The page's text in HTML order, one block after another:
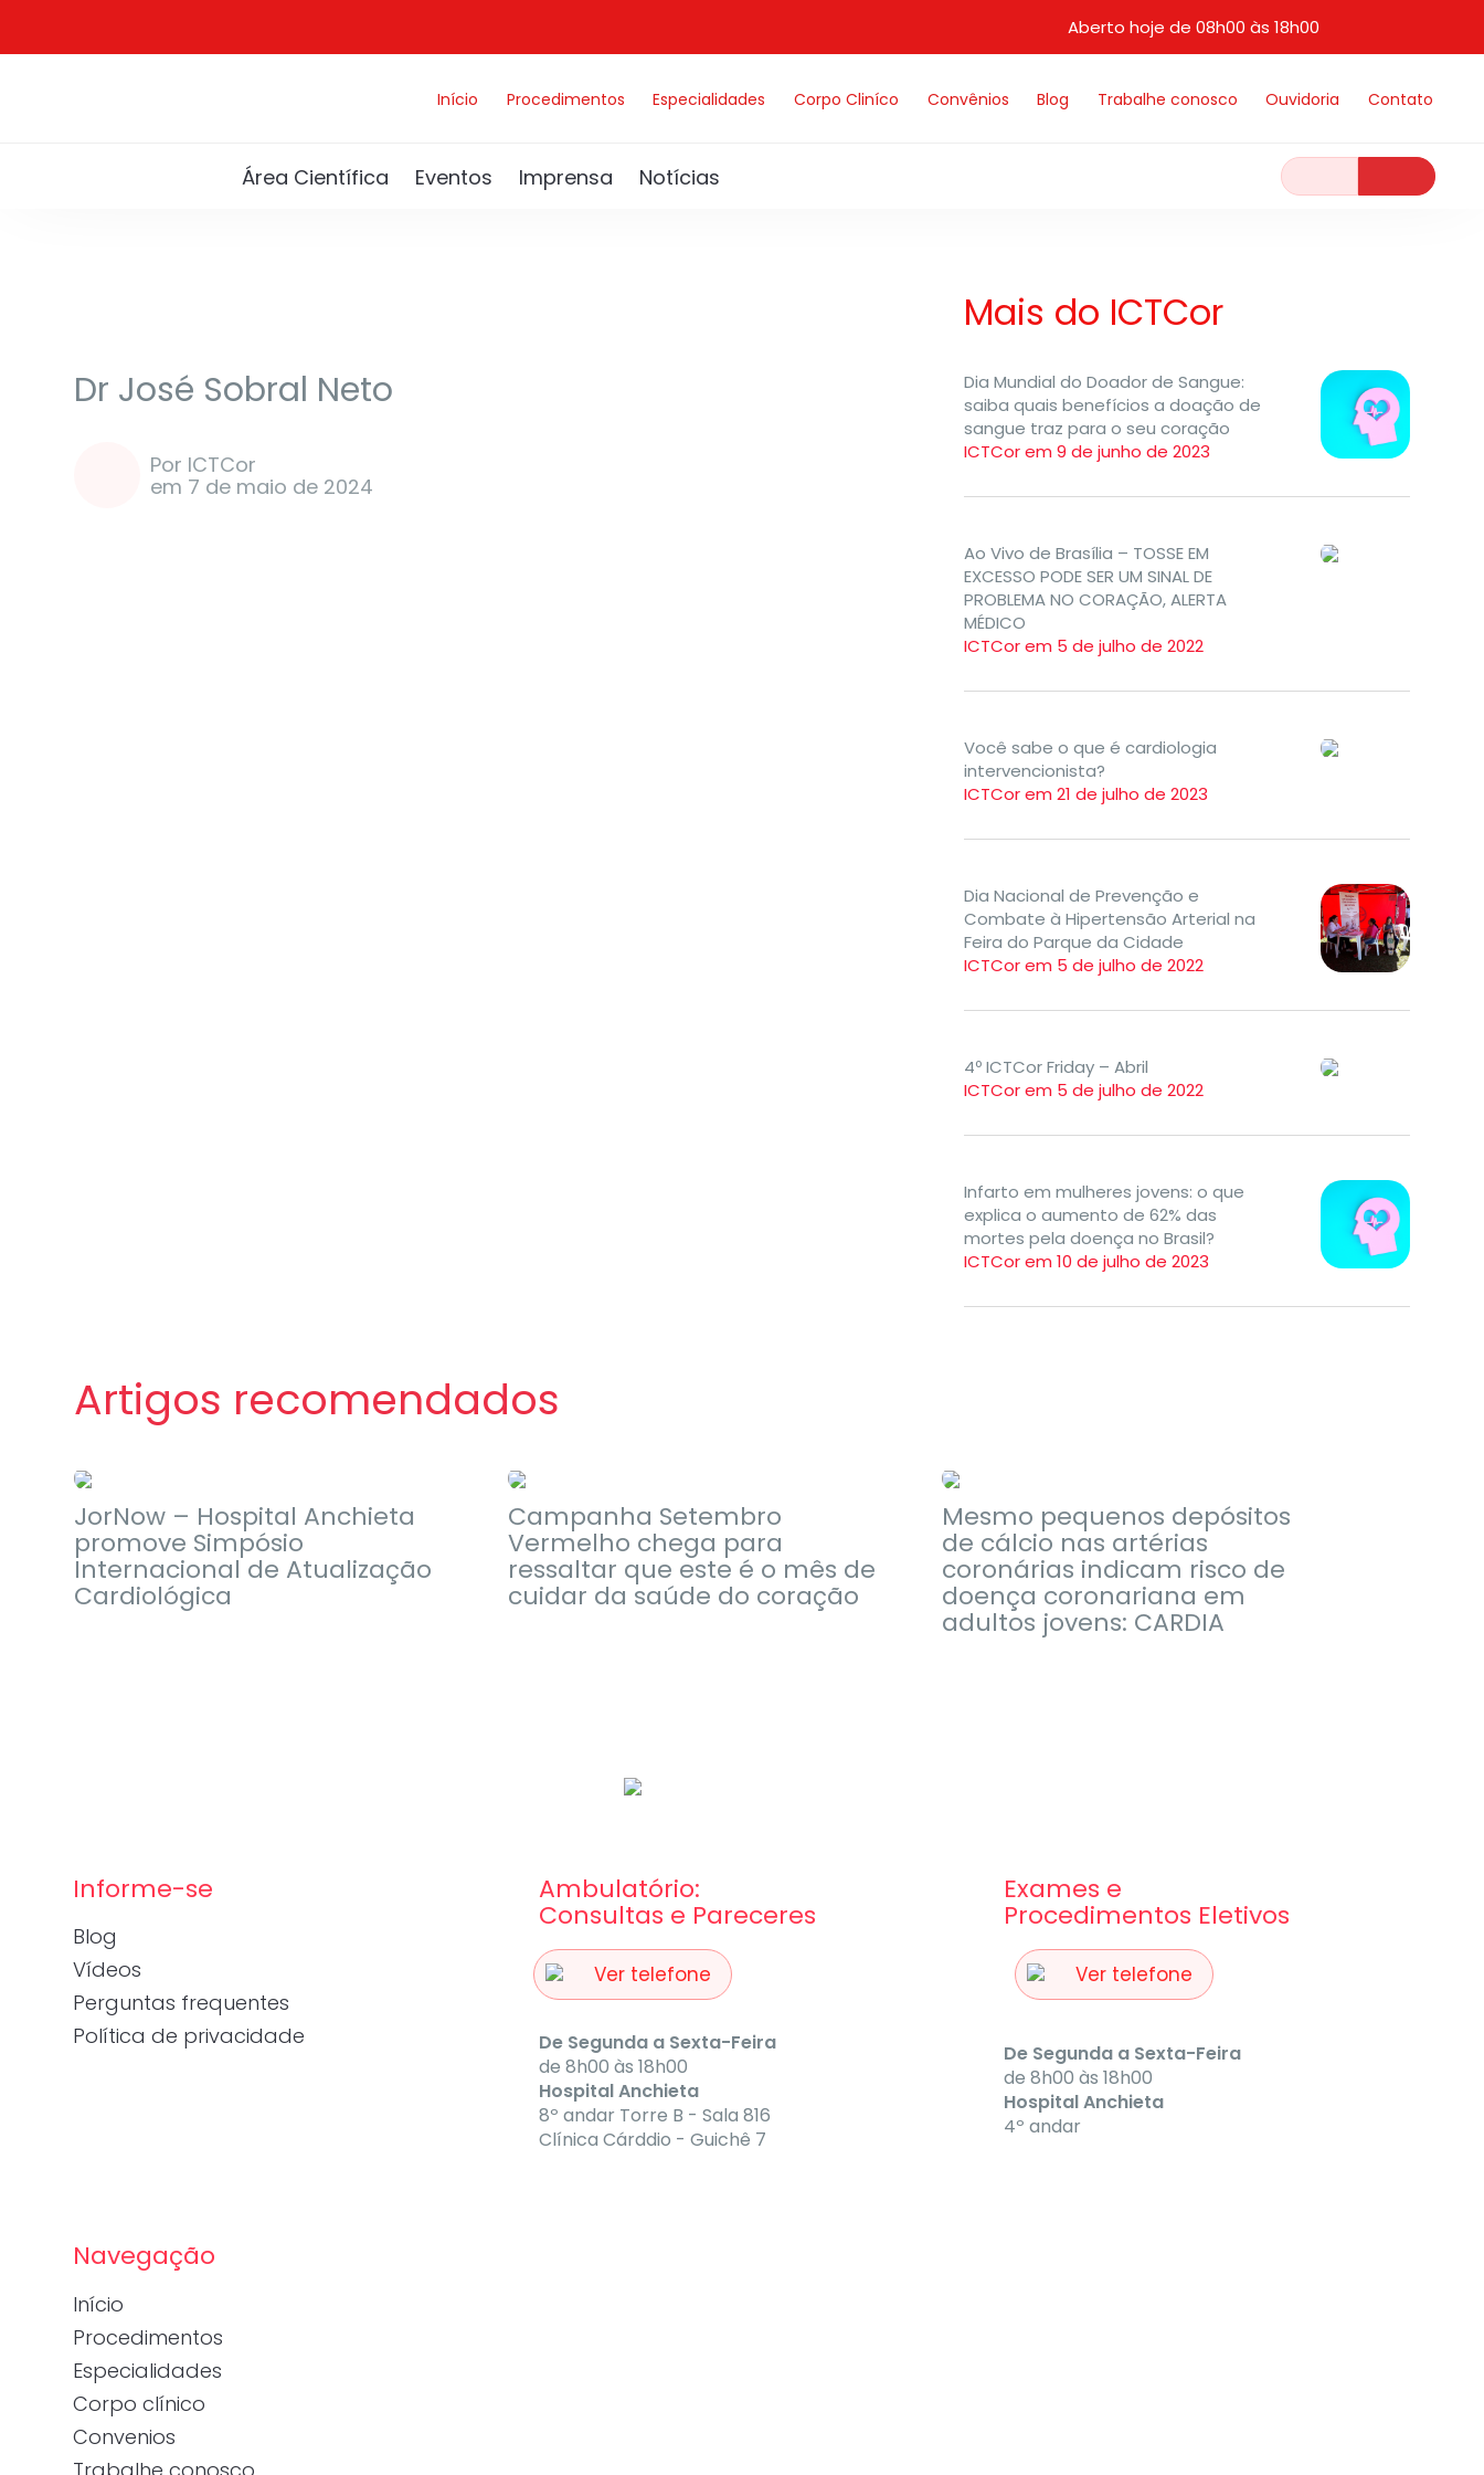
Aberto hoje de 08h00 às 18h00
Contato
Ouvidoria
Trabalhe conosco
Blog
Convênios
Corpo Cliníco
Especialidades
Procedimentos
Início
Área Científica Eventos Imprensa Notícias
Dr José Sobral Neto
Por ICTCor
em 7 de maio de 2024
Mais do ICTCor
Dia Mundial do Doador de Sangue:
saiba quais benefícios a doação de
sangue traz para o seu coração
ICTCor em 9 de junho de 2023
Ao Vivo de Brasília – TOSSE EM
EXCESSO PODE SER UM SINAL DE
PROBLEMA NO CORAÇÃO, ALERTA
MÉDICO
ICTCor em 5 de julho de 2022
Você sabe o que é cardiologia
intervencionista?
ICTCor em 21 de julho de 2023
Dia Nacional de Prevenção e
Combate à Hipertensão Arterial na
Feira do Parque da Cidade
ICTCor em 5 de julho de 2022
4º ICTCor Friday – Abril
ICTCor em 5 de julho de 2022
Infarto em mulheres jovens: o que
explica o aumento de 62% das
mortes pela doença no Brasil?
ICTCor em 10 de julho de 2023
Artigos recomendados
JorNow – Hospital Anchieta
promove Simpósio
Internacional de Atualização
Cardiológica
Campanha Setembro
Vermelho chega para
ressaltar que este é o mês de
cuidar da saúde do coração
Mesmo pequenos depósitos
de cálcio nas artérias
coronárias indicam risco de
doença coronariana em
adultos jovens: CARDIA
Exames e
Procedimentos Eletivos
Ver telefone
De Segunda a Sexta-Feira
de 8h00 às 18h00
Hospital Anchieta
4º andar
Ambulatório:
Consultas e Pareceres
Ver telefone
De Segunda a Sexta-Feira
de 8h00 às 18h00
Hospital Anchieta
8º andar Torre B - Sala 816
Clínica Cárddio - Guichê 7
Informe-se
Blog
Vídeos
Perguntas frequentes
Política de privacidade
Navegação
Início
Procedimentos
Especialidades
Corpo clínico
Convenios